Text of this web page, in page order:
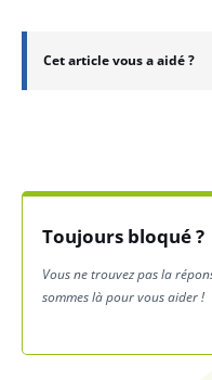
Cet article vous a aidé ?
Toujours bloqué ?
Vous ne trouvez pas la
sommes là pour vous aider !